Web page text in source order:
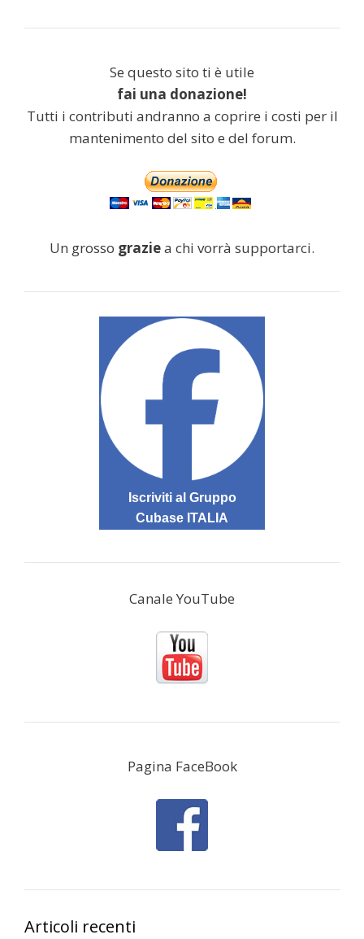
Se questo sito ti è utile
fai una donazione!
Tutti i contributi andranno a coprire i costi per il
mantenimento del sito e del forum.
Un grosso graziea chi vorrà supportarci.
Iscriviti al Gruppo
Cubase ITALIA
Canale YouTube
Pagina FaceBook
Articoli recenti